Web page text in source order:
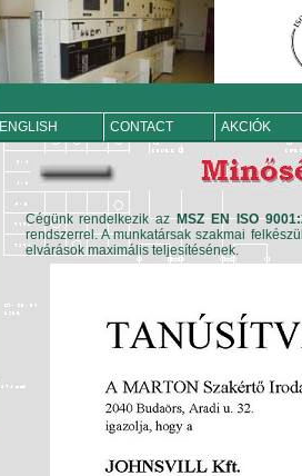
ENGLISH CONTACT AKCIÓK
Cégünk rendelkezik azMSZ EN ISO
rendszerrel. A munkatársak szakmai
elvárások maximális teljesítésének.